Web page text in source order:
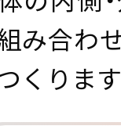
み合わ
くります